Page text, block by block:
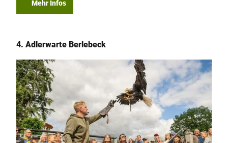
Mehr Infos
4. Adlerwarte Berlebeck